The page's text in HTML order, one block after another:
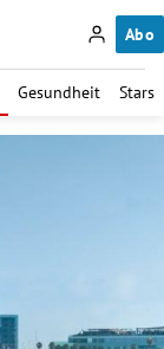
Abo
Gesundheit Stars